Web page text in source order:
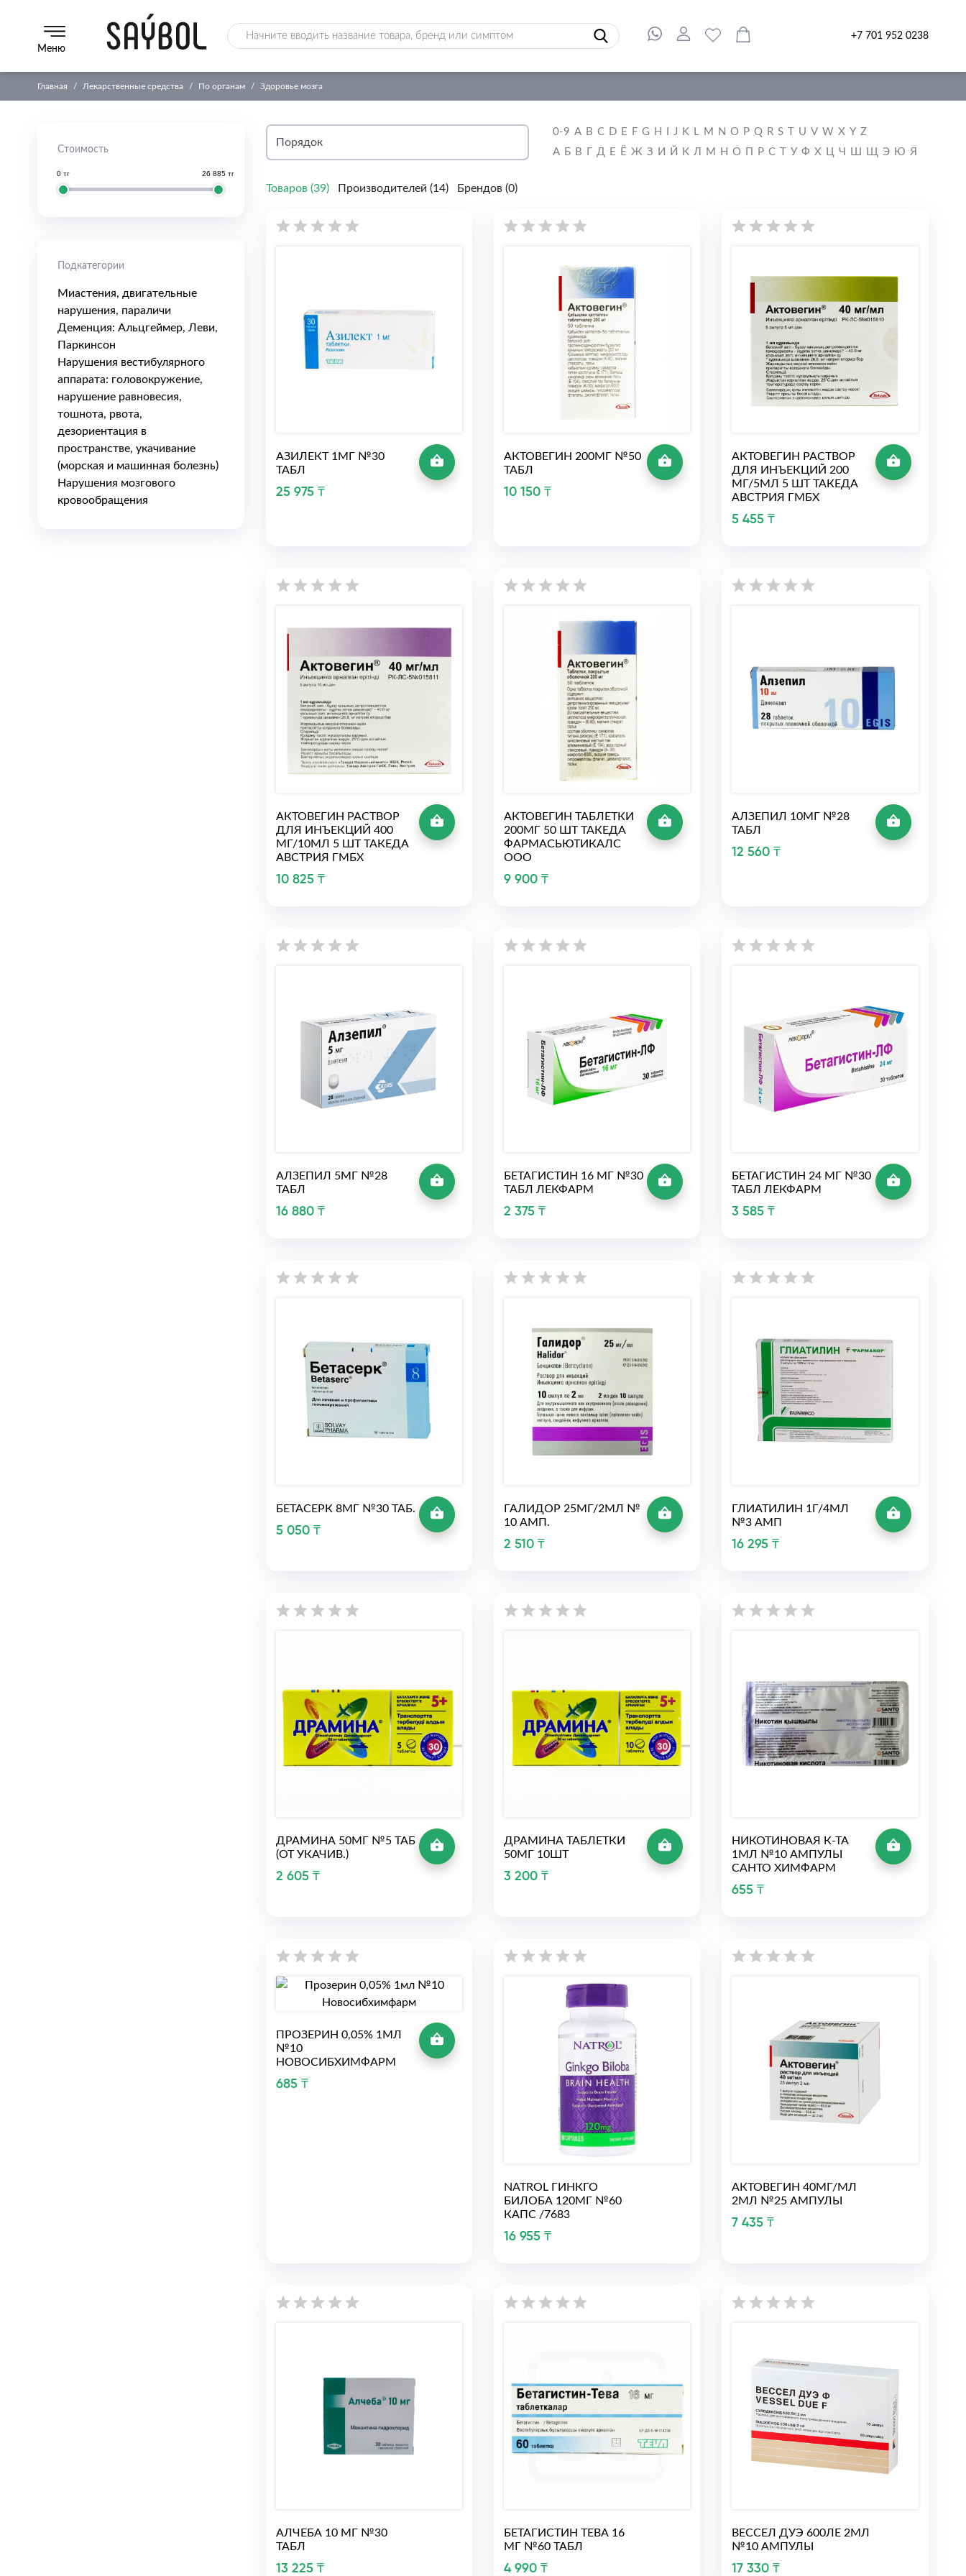
Меню
+7 701 952 0238
Главная Лекарственные средства По органам Здоровье мозга
Стоимость
0 тг 26 885 тг
Подкатегории
Миастения, двигательные
нарушения, параличи
Деменция: Альцгеймер, Леви,
Паркинсон
Нарушения вестибулярного
аппарата: головокружение,
нарушение равновесия,
тошнота, рвота,
дезориентация в
пространстве, укачивание
(морская и машинная болезнь)
Нарушения мозгового
кровообращения
0-9 A B C D E F G H J K L M N O P Q R S U V W X Y Z
А Б В Д Е Ё Ж З И Й К Л М Н О Р С У Ф Х Ц Ч Ш Щ Э Ю Я
Товаров (39) Производителей (14) Брендов (0)
АЗИЛЕКТ 1МГ №30
ТАБЛ
25 975 ₸
АКТОВЕГИН 200МГ №50
ТАБЛ
10 150 ₸
АКТОВЕГИН РАСТВОР
ДЛЯ ИНЪЕКЦИЙ 200
МГ/5МЛ 5 ШТ ТАКЕДА
АВСТРИЯ ГМБХ
5 455 ₸
АКТОВЕГИН РАСТВОР
ДЛЯ ИНЪЕКЦИЙ 400
МГ/10МЛ 5 ШТ ТАКЕДА
АВСТРИЯ ГМБХ
10 825 ₸
АКТОВЕГИН ТАБЛЕТКИ
200МГ 50 ШТ ТАКЕДА
ФАРМАСЬЮТИКАЛС
ООО
9 900 ₸
АЛЗЕПИЛ 10МГ №28
ТАБЛ
12 560 ₸
АЛЗЕПИЛ 5МГ №28
ТАБЛ
16 880 ₸
БЕТАГИСТИН 16 МГ №30
ТАБЛ ЛЕКФАРМ
2 375 ₸
БЕТАГИСТИН 24 МГ №30
ТАБЛ ЛЕКФАРМ
3 585 ₸
БЕТАСЕРК 8МГ №30 ТАБ.
5 050 ₸
ГАЛИДОР 25МГ/2МЛ №
10 АМП.
2 510 ₸
ГЛИАТИЛИН 1Г/4МЛ
№3 АМП
16 295 ₸
ДРАМИНА 50МГ №5 ТАБ
(ОТ УКАЧИВ.)
2 605 ₸
ДРАМИНА ТАБЛЕТКИ
50МГ 10ШТ
3 200 ₸
НИКОТИНОВАЯ К-ТА
1МЛ №10 АМПУЛЫ
САНТО ХИМФАРМ
655 ₸
ПРОЗЕРИН 0,05% 1МЛ
№10
НОВОСИБХИМФАРМ
685 ₸
NATROL ГИНКГО
БИЛОБА 120МГ №60
КАПС /7683
16 955 ₸
АКТОВЕГИН 40МГ/МЛ
2МЛ №25 АМПУЛЫ
7 435 ₸
АЛЧЕБА 10 МГ №30
ТАБЛ
13 225 ₸
БЕТАГИСТИН ТЕВА 16
МГ №60 ТАБЛ
4 990 ₸
ВЕССЕЛ ДУЭ 600ЛЕ 2МЛ
№10 АМПУЛЫ
17 330 ₸